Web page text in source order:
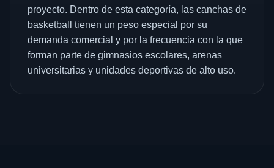
proyecto. Dentro de esta categoría, las canchas de
basketball tienen un peso especial por su
demanda comercial y por la frecuencia con la que
forman parte de gimnasios escolares, arenas
universitarias y unidades deportivas de alto uso.